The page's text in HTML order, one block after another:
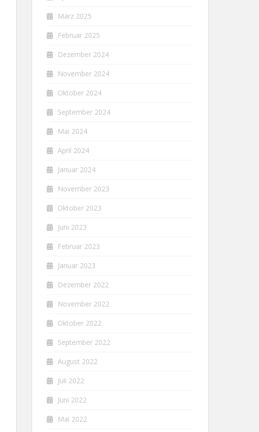
März 2025
Februar 2025
Dezember 2024
November 2024
Oktober 2024
September 2024
Mai 2024
April 2024
Januar 2024
November 2023
Oktober 2023
Juni 2023
Februar 2023
Januar 2023
Dezember 2022
November 2022
Oktober 2022
September 2022
August 2022
Juli 2022
Juni 2022
Mai 2022